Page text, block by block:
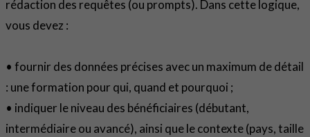
rédaction des requêtes (ou prompts). Dans cette logique,
vous devez :
• fournir des données précises avec un maximum de détail
: une formation pour qui, quand et pourquoi ;
• indiquer le niveau des bénéficiaires (débutant,
intermédiaire ou avancé), ainsi que le contexte (pays, taille